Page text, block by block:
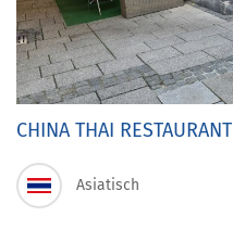
CHINA THAI RESTAURANT
Asiatisch